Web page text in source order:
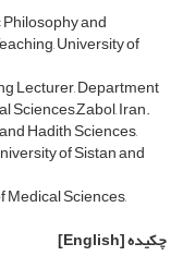
and
University of
Lecturer, Department
Sciences,Zabol, Iran.
Hadith Sciences,
of Sistan and
Medical Sciences,
چکیده[English]